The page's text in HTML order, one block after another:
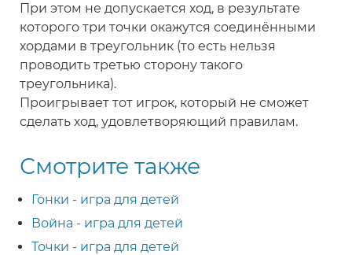
При этом не допускается ход, в результате
которого три точки окажутся соединёнными
хордами в треугольник (то есть нельзя
проводить третью сторону такого
треугольника).
Проигрывает тот игрок, который не сможет
сделать ход, удовлетворяющий правилам.
Смотрите также
Гонки - игра для детей
Война - игра для детей
Точки - игра для детей